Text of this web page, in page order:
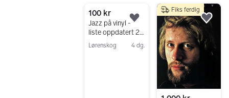
100 kr
Jazz på vinyl -
liste oppdatert 2.
August med mer
Lørenskog 4 dg.
Legg til som favoritt.
Fiks ferdig